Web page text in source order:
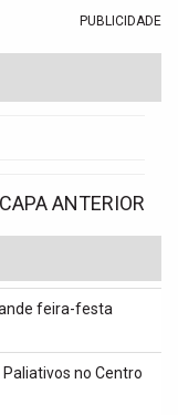
PUBLICIDADE
CAPA ANTERIOR
feira-festa
no Centro